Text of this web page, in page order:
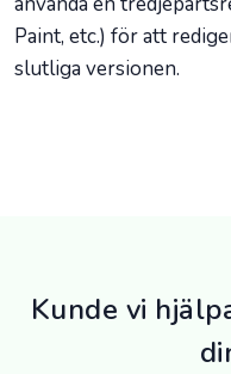
Paint, etc.) för att
slutliga versionen.
Kunde vi